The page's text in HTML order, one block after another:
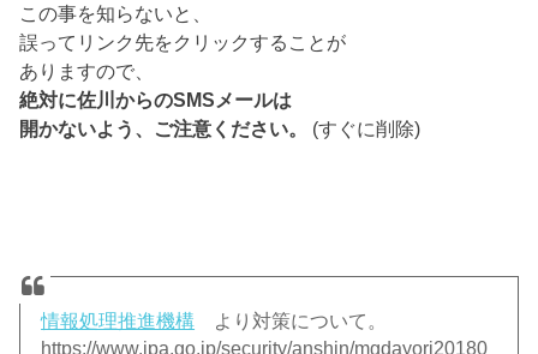
この事を知らないと、
誤ってリンク先をクリックすることが
ありますので、
絶対に佐川からのSMSメールは
開かないよう、ご注意ください。
(すぐに削除)
情報処理推進機構 より対策について。
https://www.ipa.go.jp/security/anshin/mgdayori20180